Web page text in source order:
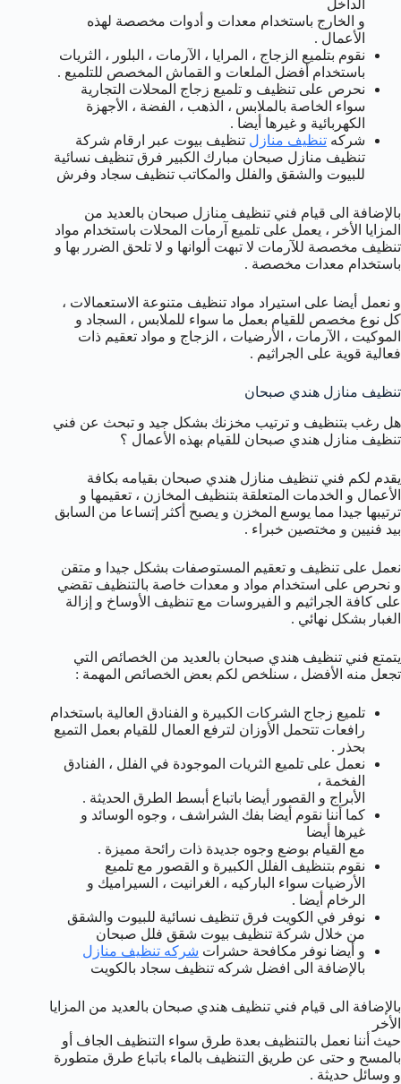
الداخل
و الخارج باستخدام معدات و أدوات مخصصة لهذه
الأعمال .
نقوم بتلميع الزجاج ، المرايا ، الآرمات ، البلور ، الثريات
باستخدام أفضل الملعات و القماش المخصص للتلميع .
نحرص على تنظيف و تلميع زجاج المحلات التجارية
سواء الخاصة بالملابس ، الذهب ، الفضة ، الأجهزة
الكهربائية و غيرها أيضا .
شركه تنظيف منازل تنظيف بيوت عبر ارقام شركة
تنظيف منازل صبحان مبارك الكبير فرق تنظيف نسائية
للبيوت والشقق والفلل والمكاتب تنظيف سجاد وفرش
بالإضافة الى قيام فني تنظيف منازل صبحان بالعديد من
المزايا الأخر ، يعمل على تلميع آرمات المحلات باستخدام مواد
تنظيف مخصصة للآرمات لا تبهت ألوانها و لا تلحق الضرر بها و
باستخدام معدات مخصصة .
و نعمل أيضا على استيراد مواد تنظيف متنوعة الاستعمالات ،
كل نوع مخصص للقيام بعمل ما سواء للملابس ، السجاد و
الموكيت ، الآرمات ، الأرضيات ، الزجاج و مواد تعقيم ذات
فعالية قوية على الجراثيم .
تنظيف منازل هندي صبحان
هل رغب بتنظيف و ترتيب مخزنك بشكل جيد و تبحث عن فني
تنظيف منازل هندي صبحان للقيام بهذه الأعمال ؟
يقدم لكم فني تنظيف منازل هندي صبحان بقيامه بكافة
الأعمال و الخدمات المتعلقة بتنظيف المخازن ، تعقيمها و
ترتيبها جيدا مما يوسع المخزن و يصبح أكثر إتساعا من السابق
بيد فنيين و مختصين خبراء .
نعمل على تنظيف و تعقيم المستوصفات بشكل جيدا و متقن
و نحرص على استخدام مواد و معدات خاصة بالتنظيف تقضي
على كافة الجراثيم و الفيروسات مع تنظيف الأوساخ و إزالة
الغبار بشكل نهائي .
يتمتع فني تنظيف هندي صبحان بالعديد من الخصائص التي
تجعل منه الأفضل ، سنلخص لكم بعض الخصائص المهمة :
تلميع زجاج الشركات الكبيرة و الفنادق العالية باستخدام
رافعات تتحمل الأوزان لترفع العمال للقيام بعمل التميع
بحذر .
نعمل على تلميع الثريات الموجودة في الفلل ، الفنادق
الفخمة ،
الأبراج و القصور أيضا باتباع أبسط الطرق الحديثة .
كما أننا نقوم أيضا بفك الشراشف ، وجوه الوسائد و
غيرها أيضا
مع القيام بوضع وجوه جديدة ذات رائحة مميزة .
نقوم بتنظيف الفلل الكبيرة و القصور مع تلميع
الأرضيات سواء الباركيه ، الغرانيت ، السيراميك و
الرخام أيضا .
نوفر في الكويت فرق تنظيف نسائية للبيوت والشقق
من خلال شركة تنظيف بيوت شقق فلل صبحان
و أيضا نوفر مكافحة حشرات شركه تنظيف منازل
بالإضافة الى افضل شركه تنظيف سجاد بالكويت
بالإضافة الى قيام فني تنظيف هندي صبحان بالعديد من المزايا
الأخر
حيث أننا نعمل بالتنظيف بعدة طرق سواء التنظيف الجاف أو
بالمسح و حتى عن طريق التنظيف بالماء باتباع طرق متطورة
و وسائل حديثة .